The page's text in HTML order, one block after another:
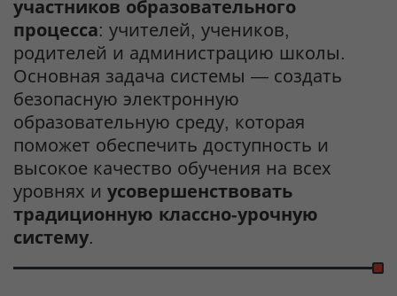
участников образовательного
процесса: учителей, учеников,
родителей и администрацию школы.
Основная задача системы — создать
безопасную электронную
образовательную среду, которая
поможет обеспечить доступность и
высокое качество обучения на всех
уровнях и усовершенствовать
традиционную классно-урочную
систему.